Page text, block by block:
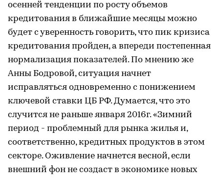
осенней тенденции по росту объемов
кредитования в ближайшие месяцы можно
будет с уверенность говорить, что пик кризиса
кредитования пройден, а впереди постепенная
нормализация показателей. По мнению же
Анны Бодровой, ситуация начнет
исправляться одновременно с понижением
ключевой ставки ЦБ РФ. Думается, что это
случится не раньше января 2016г. «Зимний
период - проблемный для рынка жилья и,
соответственно, кредитных продуктов в этом
секторе. Оживление начнется весной, если
внешний фон не создаст в экономике новых